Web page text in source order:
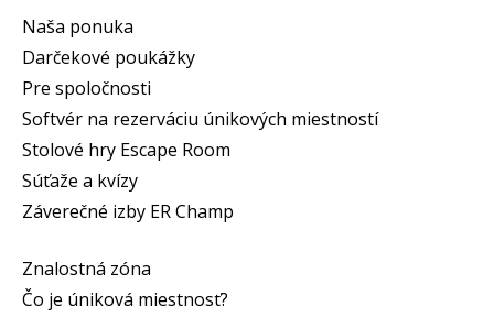
Naša ponuka
Darčekové poukážky
Pre spoločnosti
Softvér na rezerváciu únikových miestností
Stolové hry Escape Room
Súťaže a kvízy
Záverečné izby ER Champ
Znalostná zóna
Čo je úniková miestnosť?